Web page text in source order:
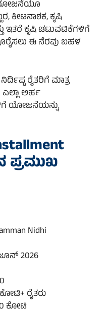
ಯೋಜನೆಯೂ
ಕೀಟನಾಶಕ, ಕೃಷಿ
ಕೃಷಿ ಚಟುವಟಿಕೆಗಳಿಗೆ
ಈ ನೆರವು ಬಹಳ
ರೈತರಿಗೆ ಮಾತ್ರ
ಎಲ್ಲಾ ಅರ್ಹ
ಯೋಜನೆಯನ್ನು
ಪ್ರಮುಖ
Nidhi
2026
ರೈತರು
ಕೋಟಿ